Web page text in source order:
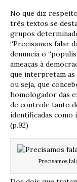
No que diz
três textos se
grupos
“Precisamos falar
denuncia o
ameaças à
que interpretam as
ou seja, que
homologador das
de controle tanto
identificadas
(p.92)
Precisamos